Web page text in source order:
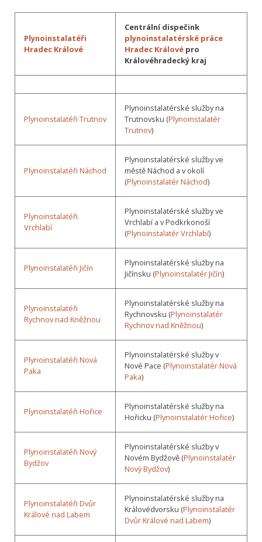
Plynoinstalatéři
Hradec Králové
Centrální dispečink
plynoinstalatérské práce
Hradec Králové pro
Královéhradecký kraj
Plynoinstalatéři Trutnov
Plynoinstalatérské služby na
Trutnovsku (Plynoinstalatér
Trutnov)
Plynoinstalatéři Náchod
Plynoinstalatérské služby ve
městě Náchod a v okolí
(Plynoinstalatér Náchod)
Plynoinstalatéři
Vrchlabí
Plynoinstalatérské služby ve
Vrchlabí a v Podkrkonoší
(Plynoinstalatér Vrchlabí)
Plynoinstalatéři Jičín
Plynoinstalatérské služby na
Jičínsku (Plynoinstalatér Jičín)
Plynoinstalatéři
Rychnov nad Kněžnou
Plynoinstalatérské služby na
Rychnovsku (Plynoinstalatér
Rychnov nad Kněžnou)
Plynoinstalatéři Nová
Paka
Plynoinstalatérské služby v
Nové Pace (Plynoinstalatér Nová
Paka)
Plynoinstalatéři Hořice
Plynoinstalatérské služby na
Hořicku (Plynoinstalatér Hořice)
Plynoinstalatéři Nový
Bydžov
Plynoinstalatérské služby v
Novém Bydžově (Plynoinstalatér
Nový Bydžov)
Plynoinstalatéři Dvůr
Králové nad Labem
Plynoinstalatérské služby na
Královédvorsku (Plynoinstalatér
Dvůr Králové nad Labem)